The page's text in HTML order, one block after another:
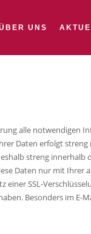
UNS
alle notwendigen
Daten erfolgt
streng innerhalb
Daten nur mit
SSL-
Besonders im